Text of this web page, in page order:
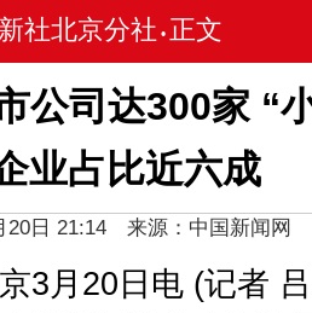
社北京分社 • 正文
公司达300家 “
业占比近六成
20日 21:14 来源：中国新闻网
3月20日电 (记者